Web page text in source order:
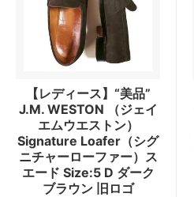
【レディース】“美品”
J.M. WESTON （ジェイ
エムウエストン）
Signature Loafer（シグ
ニチャーローファー）ス
エード Size:5 D ダーク
ブラウン 旧ロゴ